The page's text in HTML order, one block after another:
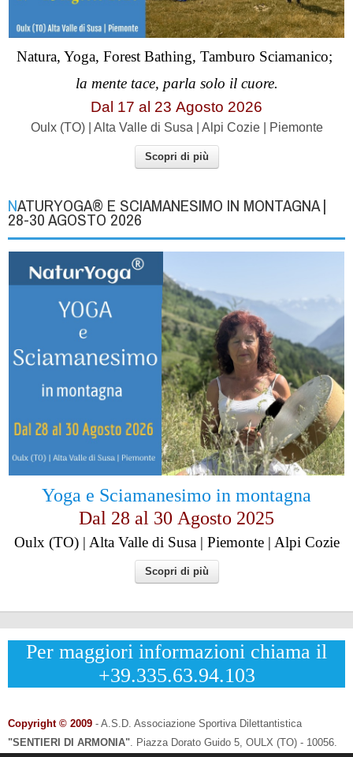
Natura, Yoga, Forest Bathing, Tamburo Sciamanico;
la mente tace, parla solo il cuore.
Dal 17 al 23 Agosto 2026
Oulx (TO) | Alta Valle di Susa | Alpi Cozie | Piemonte
Scopri di più
NATURYOGA® E SCIAMANESIMO IN MONTAGNA |
28-30 AGOSTO 2026
Yoga e Sciamanesimo in montagna
Dal 28 al 30 Agosto 2025
Oulx (TO) | Alta Valle di Susa | Piemonte | Alpi Cozie
Scopri di più
Per maggiori informazioni chiama il
+39.335.63.94.103
Copyright © 2009 - A.S.D. Associazione Sportiva Dilettantistica
"SENTIERI DI ARMONIA". Piazza Dorato Guido 5, OULX (TO) - 10056.